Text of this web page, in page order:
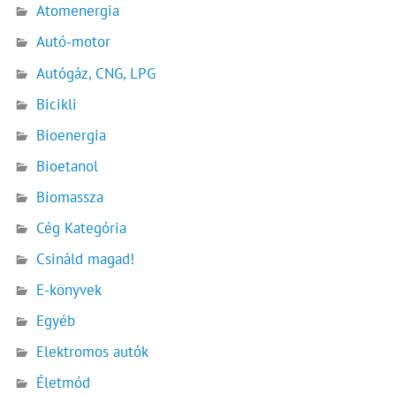
Atomenergia
Autó-motor
Autógáz, CNG, LPG
Bicikli
Bioenergia
Bioetanol
Biomassza
Cég Kategória
Csináld magad!
E-könyvek
Egyéb
Elektromos autók
Életmód